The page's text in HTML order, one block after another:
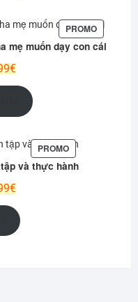
PROMOPRODUIT
EN
mẹ muốn dạy con cái
€Le
actuel
est :
PROMOPRODUIT
EN
PROMOTION
và thực hành
€Le
actuel
est :